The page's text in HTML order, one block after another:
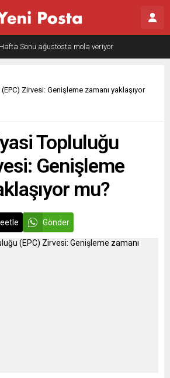
Teknokratik kontrol mü, kolonializm mi?
Zirvesi: Genişleme zamanı yaklaşıyor
Topluluğu
Genişleme
mu?
Gönder